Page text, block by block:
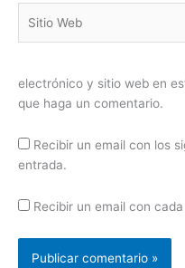
Web
electrónico y sitio web en
que haga un comentario.
Recibir un email con los
entrada.
Recibir un email con